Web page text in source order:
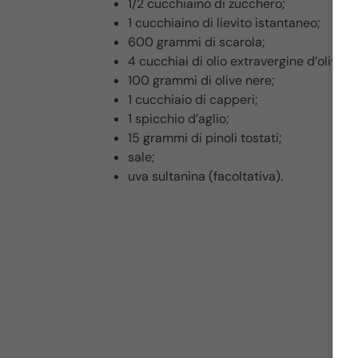
1 cucchiaino di lievito istantaneo;
600 grammi di scarola;
4 cucchiai di olio extravergine d’oliva;
100 grammi di olive nere;
1 cucchiaio di capperi;
1 spicchio d’aglio;
15 grammi di pinoli tostati;
sale;
uva sultanina (facoltativa).